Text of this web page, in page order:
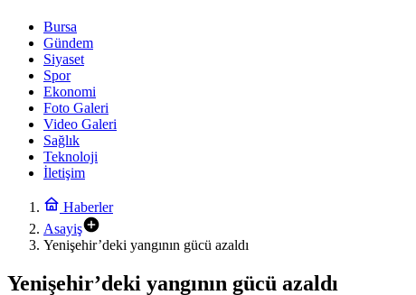
Bursa
Gündem
Siyaset
Spor
Ekonomi
Foto Galeri
Video Galeri
Sağlık
Teknoloji
İletişim
Haberler
Asayiş
Yenişehir’deki yangının gücü azaldı
Yenişehir’deki yangının gücü azaldı